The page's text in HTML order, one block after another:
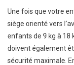
Une fois que votre
siège orienté vers
enfants de 9 kg à 18
doivent également
sécurité maximale.